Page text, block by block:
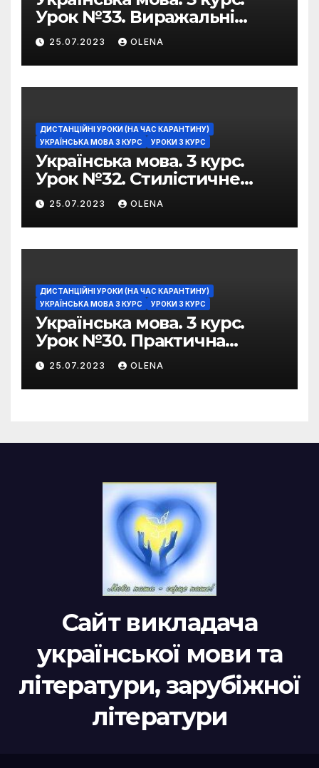
Урок №33. Виражальні
можливості фразеологізмів
25.07.2023 OLENA
ДИСТАНЦІЙНІ УРОКИ (НА ЧАС КАРАНТИНУ)
УКРАЇНСЬКА МОВА 3 КУРС
УРОКИ 3 КУРС
Українська мова. 3 курс.
Урок №32. Стилістичне
забарвлення
фразеологізмів
25.07.2023 OLENA
ДИСТАНЦІЙНІ УРОКИ (НА ЧАС КАРАНТИНУ)
УКРАЇНСЬКА МОВА 3 КУРС
УРОКИ 3 КУРС
Українська мова. 3 курс.
Урок №30. Практична
риторика. Оцінювальні
жанри. Характеристика
25.07.2023 OLENA
Сайт викладача
української мови та
літератури, зарубіжної
літератури